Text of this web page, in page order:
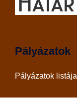
Pályázatok
Pályázatok listája